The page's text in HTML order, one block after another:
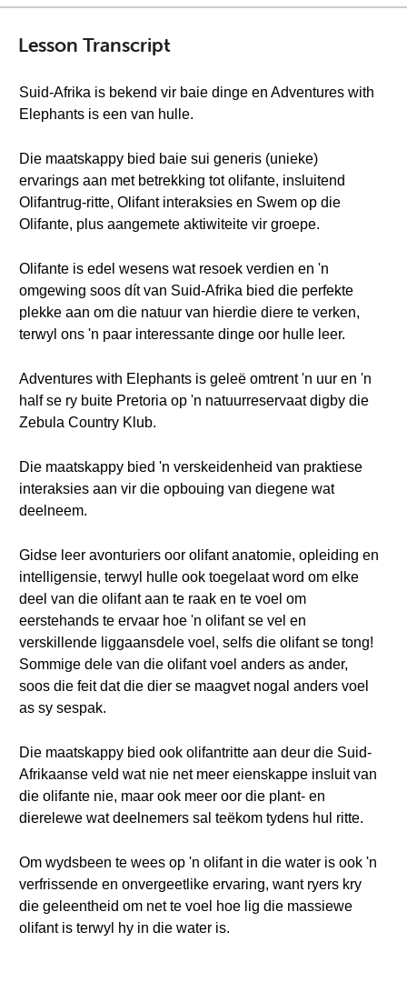
Lesson Transcript
Suid-Afrika is bekend vir baie dinge en Adventures with
Elephants is een van hulle.
Die maatskappy bied baie sui generis (unieke)
ervarings aan met betrekking tot olifante, insluitend
Olifantrug-ritte, Olifant interaksies en Swem op die
Olifante, plus aangemete aktiwiteite vir groepe.
Olifante is edel wesens wat resoek verdien en 'n
omgewing soos dít van Suid-Afrika bied die perfekte
plekke aan om die natuur van hierdie diere te verken,
terwyl ons 'n paar interessante dinge oor hulle leer.
Adventures with Elephants is geleë omtrent 'n uur en 'n
half se ry buite Pretoria op 'n natuurreservaat digby die
Zebula Country Klub.
Die maatskappy bied 'n verskeidenheid van praktiese
interaksies aan vir die opbouing van diegene wat
deelneem.
Gidse leer avonturiers oor olifant anatomie, opleiding en
intelligensie, terwyl hulle ook toegelaat word om elke
deel van die olifant aan te raak en te voel om
eerstehands te ervaar hoe 'n olifant se vel en
verskillende liggaansdele voel, selfs die olifant se tong!
Sommige dele van die olifant voel anders as ander,
soos die feit dat die dier se maagvet nogal anders voel
as sy sespak.
Die maatskappy bied ook olifantritte aan deur die Suid-
Afrikaanse veld wat nie net meer eienskappe insluit van
die olifante nie, maar ook meer oor die plant- en
dierelewe wat deelnemers sal teëkom tydens hul ritte.
Om wydsbeen te wees op 'n olifant in die water is ook 'n
verfrissende en onvergeetlike ervaring, want ryers kry
die geleentheid om net te voel hoe lig die massiewe
olifant is terwyl hy in die water is.